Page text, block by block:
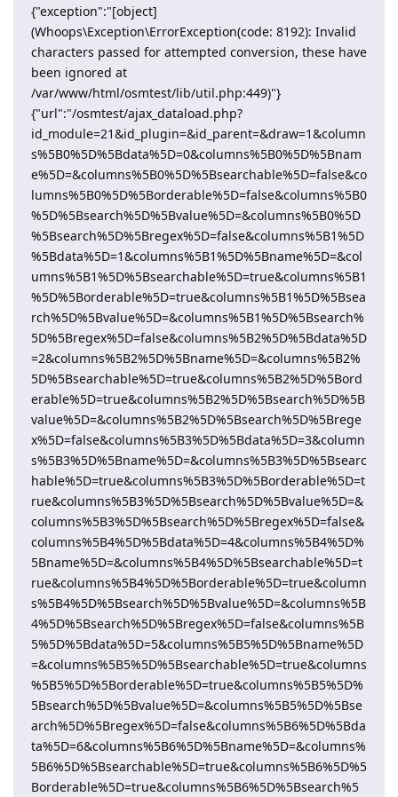
{"exception":"[object]
(Whoops\Exception\ErrorException(code: 8192): Invalid
characters passed for attempted conversion, these have
been ignored at
/var/www/html/osmtest/lib/util.php:449)"}
{"url":"/osmtest/ajax_dataload.php?
id_module=21&id_plugin=&id_parent=&draw=1&column
s%5B0%5D%5Bdata%5D=0&columns%5B0%5D%5Bnam
e%5D=&columns%5B0%5D%5Bsearchable%5D=false&co
lumns%5B0%5D%5Borderable%5D=false&columns%5B0
%5D%5Bsearch%5D%5Bvalue%5D=&columns%5B0%5D
%5Bsearch%5D%5Bregex%5D=false&columns%5B1%5D
%5Bdata%5D=1&columns%5B1%5D%5Bname%5D=&col
umns%5B1%5D%5Bsearchable%5D=true&columns%5B1
%5D%5Borderable%5D=true&columns%5B1%5D%5Bsea
rch%5D%5Bvalue%5D=&columns%5B1%5D%5Bsearch%
5D%5Bregex%5D=false&columns%5B2%5D%5Bdata%5D
=2&columns%5B2%5D%5Bname%5D=&columns%5B2%
5D%5Bsearchable%5D=true&columns%5B2%5D%5Bord
erable%5D=true&columns%5B2%5D%5Bsearch%5D%5B
value%5D=&columns%5B2%5D%5Bsearch%5D%5Brege
x%5D=false&columns%5B3%5D%5Bdata%5D=3&column
s%5B3%5D%5Bname%5D=&columns%5B3%5D%5Bsearc
hable%5D=true&columns%5B3%5D%5Borderable%5D=t
rue&columns%5B3%5D%5Bsearch%5D%5Bvalue%5D=&
columns%5B3%5D%5Bsearch%5D%5Bregex%5D=false&
columns%5B4%5D%5Bdata%5D=4&columns%5B4%5D%
5Bname%5D=&columns%5B4%5D%5Bsearchable%5D=t
rue&columns%5B4%5D%5Borderable%5D=true&column
s%5B4%5D%5Bsearch%5D%5Bvalue%5D=&columns%5B
4%5D%5Bsearch%5D%5Bregex%5D=false&columns%5B
5%5D%5Bdata%5D=5&columns%5B5%5D%5Bname%5D
=&columns%5B5%5D%5Bsearchable%5D=true&columns
%5B5%5D%5Borderable%5D=true&columns%5B5%5D%
5Bsearch%5D%5Bvalue%5D=&columns%5B5%5D%5Bse
arch%5D%5Bregex%5D=false&columns%5B6%5D%5Bda
ta%5D=6&columns%5B6%5D%5Bname%5D=&columns%
5B6%5D%5Bsearchable%5D=true&columns%5B6%5D%5
Borderable%5D=true&columns%5B6%5D%5Bsearch%5